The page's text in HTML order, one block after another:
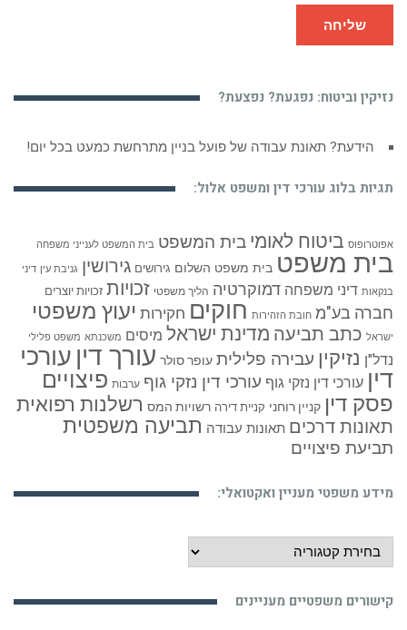
שליחה
נזיקין וביטוח: נפגעת? נפצעת?
הידעת? תאונת עבודה של פועל בניין מתרחשת כמעט בכל יום!
תגיות בלוג עורכי דין ומשפט אלול:
אפוטרופוס ביטוח לאומי בית המשפט בית המשפט לענייני משפחה
בית משפט בית משפט השלום גירושים גירושין גניבת עין דיני
בנקאות דיני משפחה דמוקרטיה הליך משפטי זכויות זכויות יוצרים
חברה בע"מ חובת הזהירות חוקים חקירות יעוץ משפטי
ישראל כתב תביעה מדינת ישראל מיסים משכנתא משפט פלילי
נדל"ן נזיקין עבירה פלילית עופר סולר עורך דין עורכי
דין עורכי דין נזקי גוף עורכי דין נזקי גוף ערבות פיצויים
פסק דין קניין רוחני קניית דירה רשויות המס רשלנות רפואית
תאונות דרכים תאונות עבודה תביעה משפטית
תביעת פיצויים
מידע משפטי מעניין ואקטואלי:
מידע
משפטי
ואקטואלי:
קישורים משפטיים מעניינים